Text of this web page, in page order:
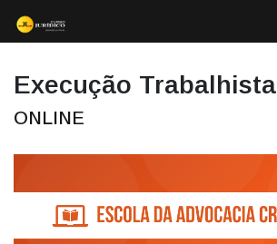
Execução Trabalhista
ONLINE